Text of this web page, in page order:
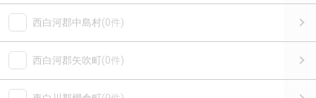
西白河郡中島村(0件)
西白河郡矢吹町(0件)